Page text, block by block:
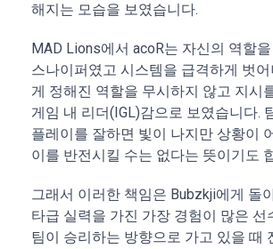
해지는 모습을 보였습니다.
MAD Lions에서 acoR는 자신의 역할
스나이퍼였고 시스템을 급격하게 벗
게 정해진 역할을 무시하지 않고 지시
게임 내 리더(IGL)감으로 보였습니다.
플레이를 잘하면 빛이 나지만 상황이
이를 반전시킬 수는 없다는 뜻이기도
그래서 이러한 책임은 Bubzkji에게 돌
타급 실력을 가진 가장 경험이 많은 선
팀이 승리하는 방향으로 가고 있을 때